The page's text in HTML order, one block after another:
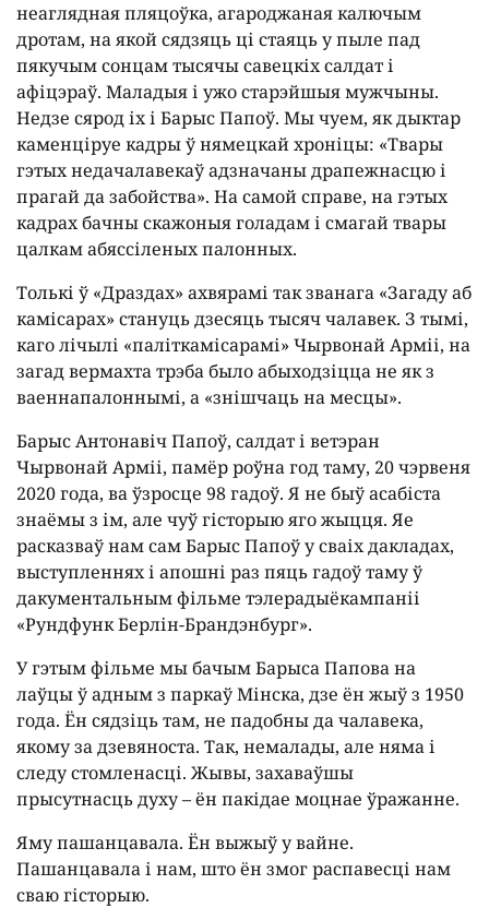
неаглядная пляцоўка, агароджаная калючым
дротам, на якой сядзяць ці стаяць у пыле пад
пякучым сонцам тысячы савецкіх салдат і
афіцэраў. Маладыя і ужо старэйшыя мужчыны.
Недзе сярод іх і Барыс Папоў. Мы чуем, як дыктар
каменціруе кадры ў нямецкай хроніцы: «Твары
гэтых недачалавекаў адзначаны драпежнасцю і
прагай да забойства». На самой справе, на гэтых
кадрах бачны скажоныя голадам і смагай твары
цалкам абяссіленых палонных.
Толькі ў «Драздах» ахвярамі так званага «Загаду аб
камісарах» стануць дзесяць тысяч чалавек. З тымі,
каго лічылі «паліткамісарамі» Чырвонай Арміі, на
загад вермахта трэба было абыходзіцца не як з
ваеннапалоннымі, а «знішчаць на месцы».
Барыс Антонавіч Папоў, салдат і ветэран
Чырвонай Арміі, памёр роўна год таму, 20 чэрвеня
2020 года, ва ўзросце 98 гадоў. Я не быў асабіста
знаёмы з ім, але чуў гісторыю яго жыцця. Яе
расказваў нам сам Барыс Папоў у сваіх дакладах,
выступленнях і апошні раз пяць гадоў таму ў
дакументальным фільме тэлерадыёкампаніі
«Рундфунк Берлін-Брандэнбург».
У гэтым фільме мы бачым Барыса Папова на
лаўцы ў адным з паркаў Мінска, дзе ён жыў з 1950
года. Ён сядзіць там, не падобны да чалавека,
якому за дзевяноста. Так, немалады, але няма і
следу стомленасці. Жывы, захаваўшы
прысутнасць духу – ён пакідае моцнае ўражанне.
Яму пашанцавала. Ён выжыў у вайне.
Пашанцавала і нам, што ён змог распавесці нам
сваю гісторыю.